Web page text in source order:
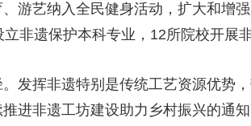
游艺纳入全民健身活动，扩大和增
非遗保护本科专业，12所院校开展
发挥非遗特别是传统工艺资源优势
进非遗工坊建设助力乡村振兴的通